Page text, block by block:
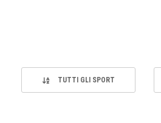
TUTTI GLI SPORT